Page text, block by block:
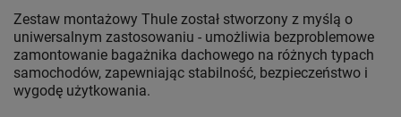
Zestaw montażowy Thule został stworzony z myślą o
uniwersalnym zastosowaniu - umożliwia bezproblemowe
zamontowanie bagażnika dachowego na różnych typach
samochodów, zapewniając stabilność, bezpieczeństwo i
wygodę użytkowania.